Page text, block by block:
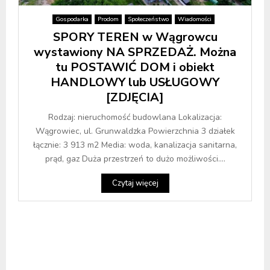
Gospodarka Prodom Społeczeństwo Wiadomości
SPORY TEREN w Wągrowcu
wystawiony NA SPRZEDAŻ. Można
tu POSTAWIĆ DOM i obiekt
HANDLOWY lub USŁUGOWY
[ZDJĘCIA]
Rodzaj: nieruchomość budowlana Lokalizacja:
Wągrowiec, ul. Grunwaldzka Powierzchnia 3 działek
łącznie: 3 913 m2 Media: woda, kanalizacja sanitarna,
prąd, gaz Duża przestrzeń to dużo możliwości....
Czytaj więcej